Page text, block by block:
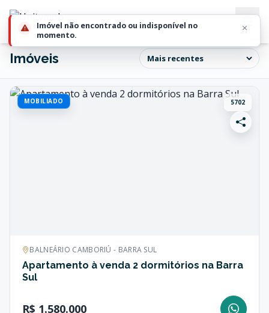
Imóvel não encontrado ou indisponível no
momento.
Imóveis
MOBILIADO 5702
BALNEÁRIO CAMBORIÚ - BARRA SUL
Apartamento à venda 2 dormitórios na Barra
Sul
R$ 1.580.000